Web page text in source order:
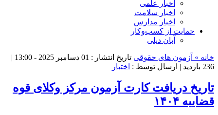
اخبار علمی
اخبار سلامت
اخبار مدارس
حمایت از کسب‌وکار
آبان دیلی
خانه » آزمون های حقوقی تاریخ انتشار : 01 دسامبر 2025 - 13:00 |
236 بازدید
| ارسال توسط : اختبار
تاریخ دریافت کارت آزمون مرکز وکلای قوه
قضاییه ۱۴۰۴